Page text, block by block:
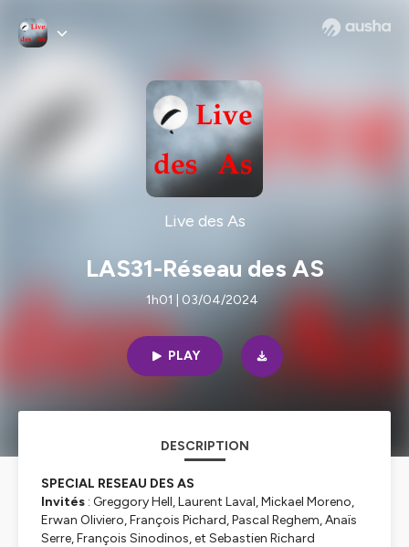
Live des As
LAS31-Réseau des AS
1h01 | 03/04/2024
PLAY
DESCRIPTION
SPECIAL RESEAU DES AS
Invités : Greggory Hell, Laurent Laval, Mickael Moreno,
Erwan Oliviero, François Pichard, Pascal Reghem, Anaïs
Serre, François Sinodinos, et Sebastien Richard